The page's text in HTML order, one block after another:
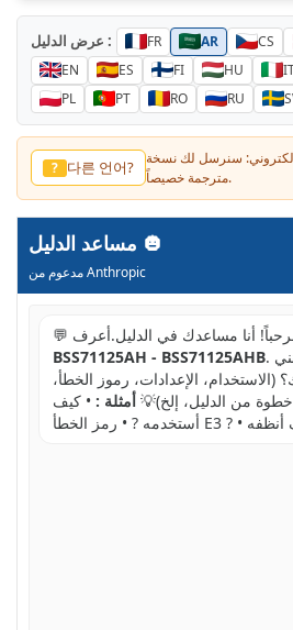
عرض الدليل : FR AR CS
EN
ES FI HU
PL
PT RO RU
? 다른 언어?
سنرسل لك نسخة
مترجمة خصيصاً.
مدعوم من Anthropic
مرحباً! أنا مساعدك في الدليل.أعرف
BSS71125AH - BSS71125AHB. كيف يمكنني
(الاستخدام، الإعدادات، رموز الخطأ،
من الدليل، إلخ)💡 أمثلة : • كيف